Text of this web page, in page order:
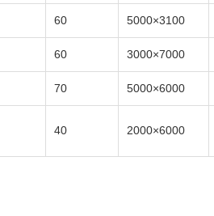
3100×5000
60
7000×3000
60
6000×5000
70
6000×2000
40